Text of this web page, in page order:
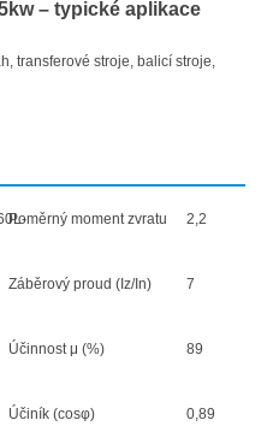
– typické aplikace
transferové stroje, balicí stroje,
Poměrný moment zvratu 2,2
Záběrový proud (Iz/In) 7
Účinnost μ (%) 89
Účiník (cosφ) 0,89